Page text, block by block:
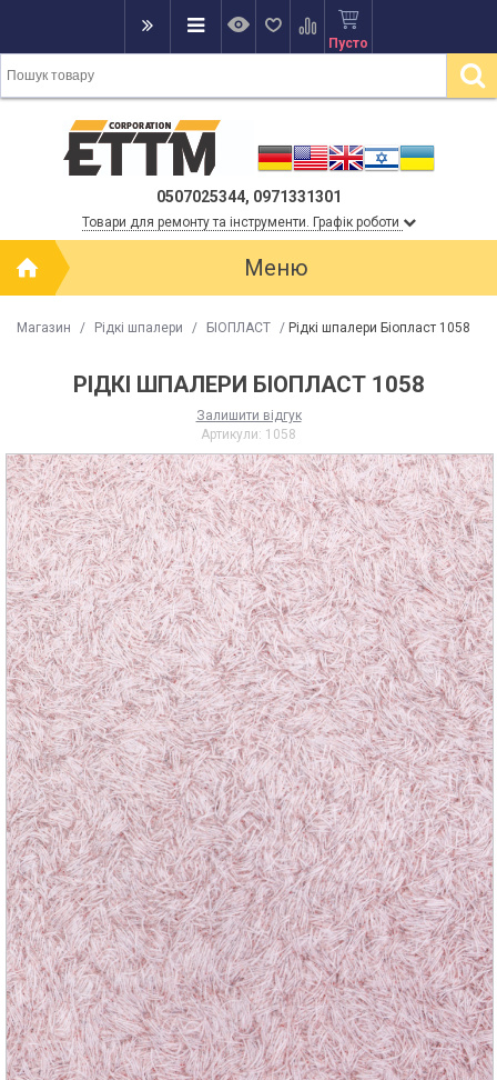
Пусто
0507025344, 0971331301
Товари для ремонту та інструменти. Графік роботи
Меню
Магазин / Рідкі шпалери / БІОПЛАСТ / Рідкі шпалери Біопласт 1058
РІДКІ ШПАЛЕРИ БІОПЛАСТ 1058
Залишити відгук
Артикули: 1058